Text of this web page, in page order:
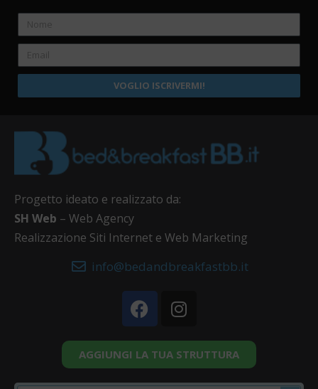
VOGLIO ISCRIVERMI!
Progetto ideato e realizzato da:
SH Web – Web Agency
Realizzazione Siti Internet e Web Marketing
info@bedandbreakfastbb.it
AGGIUNGI LA TUA STRUTTURA